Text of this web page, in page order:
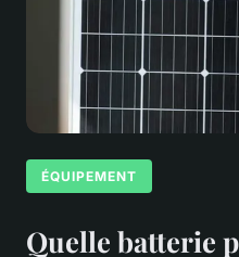
ÉQUIPEMENT
Quelle batterie